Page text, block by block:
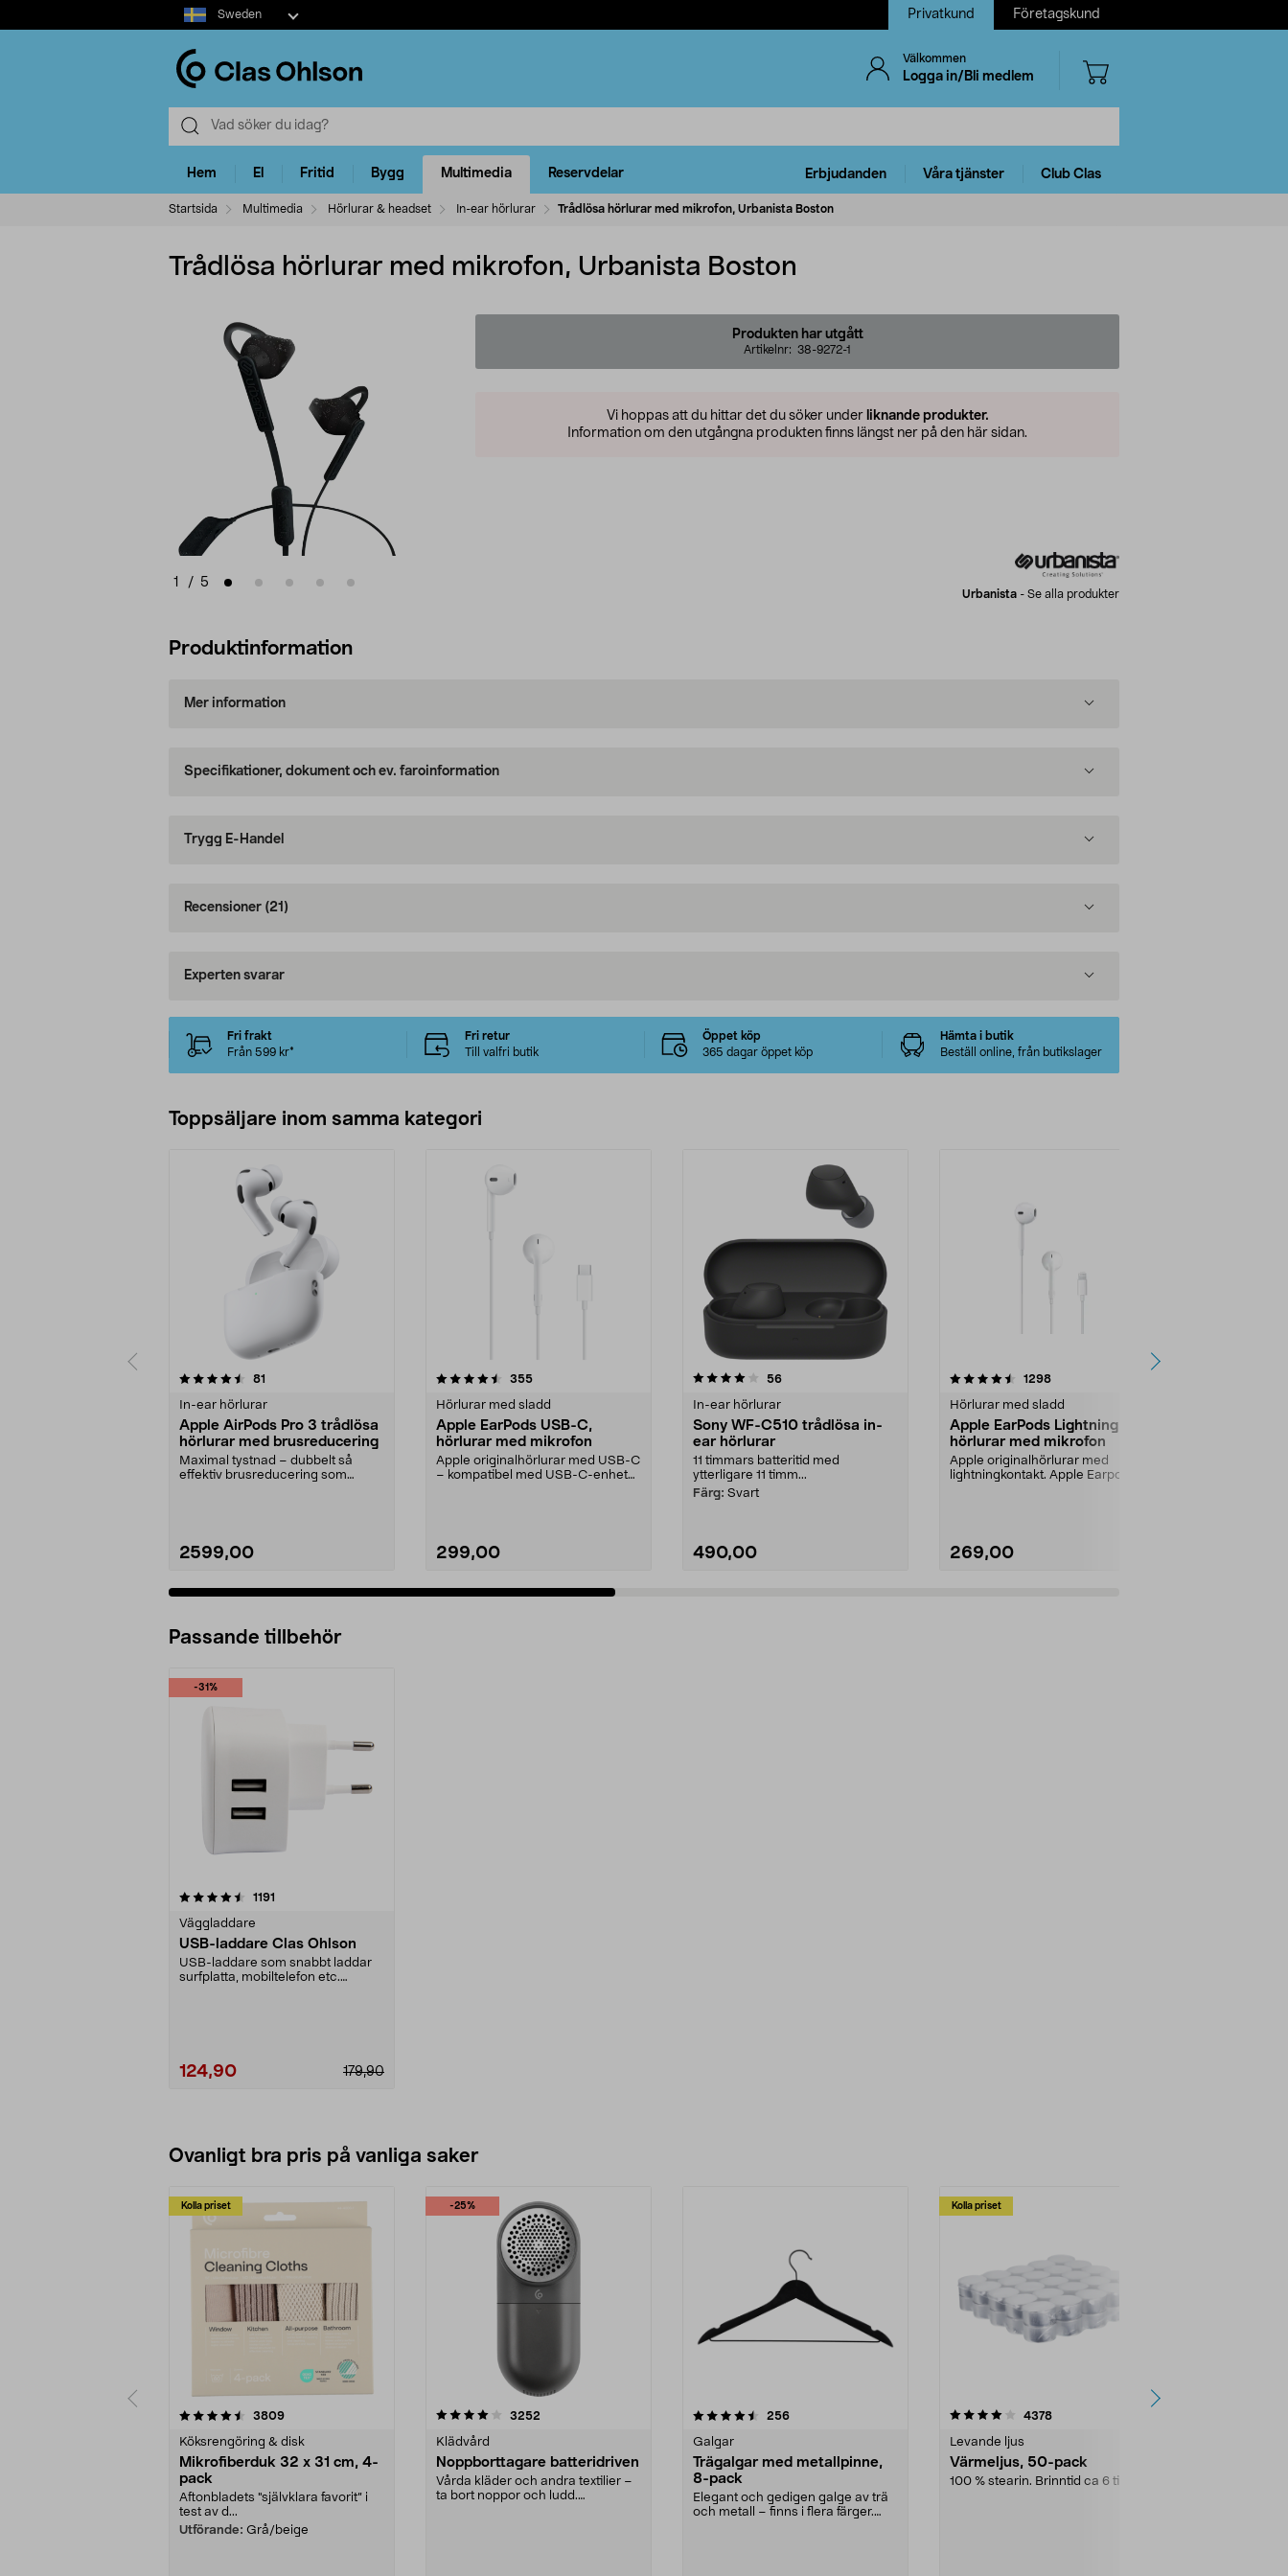
Select
market
Sweden Privatkund Företagskund
Välkommen
Logga in/Bli medlem
Hem El Fritid Bygg Multimedia Reservdelar Erbjudanden Våra tjänster Club Clas
Startsida Multimedia Hörlurar & headset In-ear hörlurar Trådlösa hörlurar med mikrofon, Urbanista Boston
Trådlösa hörlurar med mikrofon, Urbanista Boston
1 / 5
Produkten har utgått
Artikelnr: 38-9272-1
Vi hoppas att du hittar det du söker under liknande produkter.
Information om den utgångna produkten finns längst ner på den här sidan.
Urbanista - Se alla produkter
Produktinformation
Mer information
Specifikationer, dokument och ev. faroinformation
Trygg E-Handel
Recensioner (21)
Experten svarar
Fri frakt
Från 599 kr*
Fri retur
Till valfri butik
Öppet köp
365 dagar öppet köp
Hämta i butik
Beställ online, från butikslager
Toppsäljare inom samma kategori
81
In-ear hörlurar
Apple AirPods Pro 3 trådlösa
hörlurar med brusreducering
Maximal tystnad – dubbelt så
effektiv brusreducering som
2599,00
4.5 av 5 stjärnor 355recensioner
Hörlurar med sladd
Apple EarPods USB-C,
hörlurar med mikrofon
Apple originalhörlurar med USB-C
– kompatibel med USB-C-enheter
299,00
4.0 av 5 stjärnor 56recensioner
In-ear hörlurar
Sony WF-C510 trådlösa in-
ear hörlurar
11 timmars batteritid med
ytterligare 11 timm...
Färg: Svart
490,00
4.5 av 5 stjärnor 1298recensioner
Hörlurar med sladd
Apple EarPods Lightning,
hörlurar med mikrofon
Apple originalhörlurar med
lightningkontakt. Apple Earpods
269,00
4.5 av 5 stjärnor
Passande tillbehör
-31%
1191
Väggladdare
USB-laddare Clas Ohlson
USB-laddare som snabbt laddar
surfplatta, mobiltelefon etc.
179,90
124,90
Ovanligt bra pris på vanliga saker
Kolla priset
3809recensioner
Köksrengöring & disk
Mikrofiberduk 32 x 31 cm, 4-
pack
Aftonbladets "självklara favorit” i
test av d...
Utförande: Grå/beige
-25%
4.0av 5 stjärnor 3252
Klädvård
Noppborttagare batteridriven
Vårda kläder och andra textilier –
ta bort noppor och ludd.
4.5av 5 stjärnor 256recensioner
Galgar
Trägalgar med metallpinne,
8-pack
Elegant och gedigen galge av trä
och metall – finns i flera färger.
Kolla priset
4.0av 5 stjärnor 4378recensioner
Levande ljus
Värmeljus, 50-pack
100 % stearin. Brinntid ca 6 tim.
4.5av 5 stjärnor